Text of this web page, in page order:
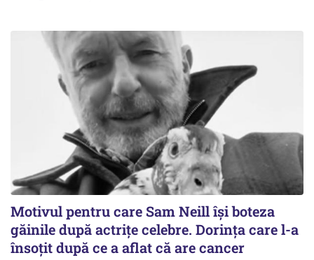
Motivul pentru care Sam Neill își boteza
găinile după actrițe celebre. Dorința care l-a
însoțit după ce a aflat că are cancer